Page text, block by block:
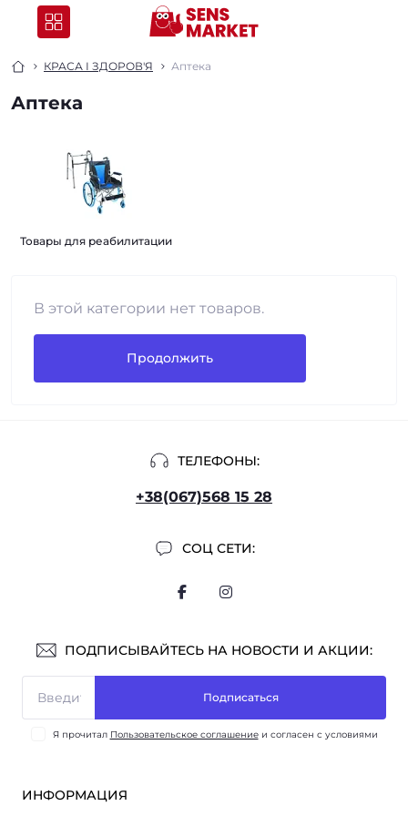
КРАСА І ЗДОРОВ'Я Аптека
Аптека
Товары для реабилитации
В этой категории нет товаров.
Продолжить
ТЕЛЕФОНЫ:
+38(067)568 15 28
СОЦ СЕТИ:
ПОДПИСЫВАЙТЕСЬ НА НОВОСТИ И АКЦИИ:
Подписаться
Я прочитал Пользовательское соглашениеи согласен с условиями
ИНФОРМАЦИЯ